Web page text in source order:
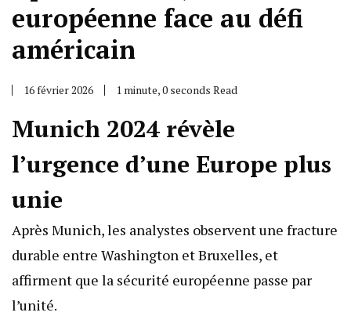
européenne face au défi
américain
16 février 2026 1 minute, 0 seconds Read
Munich 2024 révèle
l’urgence d’une Europe plus
unie
Après Munich, les analystes observent une fracture
durable entre Washington et Bruxelles, et
affirment que la sécurité européenne passe par
l’unité.